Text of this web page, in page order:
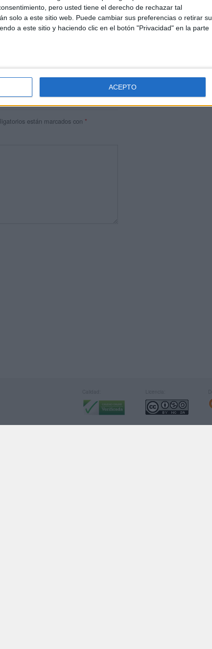
pero usted tiene el derecho de rechazar tal
solo a este sitio web. Puede cambiar sus preferencias o retirar su
a este sitio y haciendo clic en el botón "Privacidad" en la parte
ACEPTO
están marcados con *